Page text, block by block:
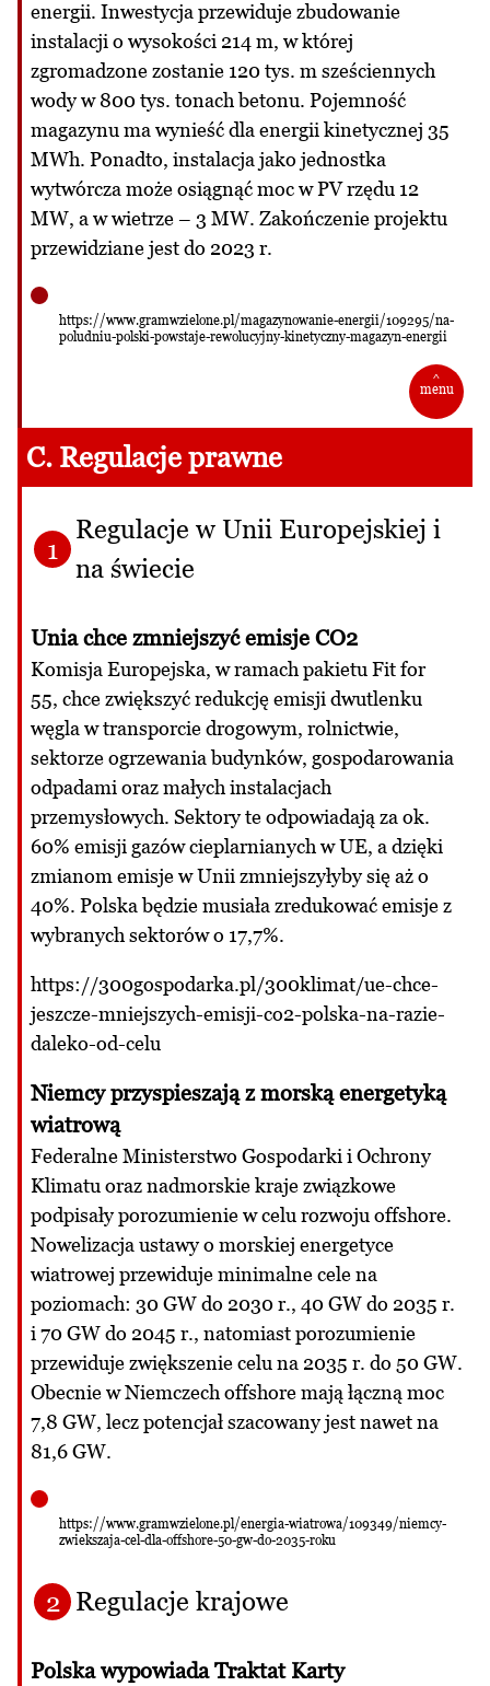
energii. Inwestycja przewiduje zbudowanie
instalacji o wysokości 214 m, w której
zgromadzone zostanie 120 tys. m sześciennych
wody w 800 tys. tonach betonu. Pojemność
magazynu ma wynieść dla energii kinetycznej 35
MWh. Ponadto, instalacja jako jednostka
wytwórcza może osiągnąć moc w PV rzędu 12
MW, a w wietrze – 3 MW. Zakończenie projektu
przewidziane jest do 2023 r.
https://www.gramwzielone.pl/magazynowanie-energii/109295/na-
poludniu-polski-powstaje-rewolucyjny-kinetyczny-magazyn-energii
^
menu
C. Regulacje prawne
1
Regulacje w Unii Europejskiej i
na świecie
Unia chce zmniejszyć emisje CO2
Komisja Europejska, w ramach pakietu Fit for
55, chce zwiększyć redukcję emisji dwutlenku
węgla w transporcie drogowym, rolnictwie,
sektorze ogrzewania budynków, gospodarowania
odpadami oraz małych instalacjach
przemysłowych. Sektory te odpowiadają za ok.
60% emisji gazów cieplarnianych w UE, a dzięki
zmianom emisje w Unii zmniejszyłyby się aż o
40%. Polska będzie musiała zredukować emisje z
wybranych sektorów o 17,7%.
https://300gospodarka.pl/300klimat/ue-chce-
jeszcze-mniejszych-emisji-co2-polska-na-razie-
daleko-od-celu
Niemcy przyspieszają z morską energetyką
wiatrową
Federalne Ministerstwo Gospodarki i Ochrony
Klimatu oraz nadmorskie kraje związkowe
podpisały porozumienie w celu rozwoju offshore.
Nowelizacja ustawy o morskiej energetyce
wiatrowej przewiduje minimalne cele na
poziomach: 30 GW do 2030 r., 40 GW do 2035 r.
i 70 GW do 2045 r., natomiast porozumienie
przewiduje zwiększenie celu na 2035 r. do 50 GW.
Obecnie w Niemczech offshore mają łączną moc
7,8 GW, lecz potencjał szacowany jest nawet na
81,6 GW.
https://www.gramwzielone.pl/energia-wiatrowa/109349/niemcy-
zwiekszaja-cel-dla-offshore-50-gw-do-2035-roku
2 Regulacje krajowe
Polska wypowiada Traktat Karty